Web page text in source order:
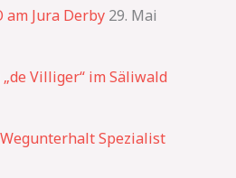
am Jura Derby 29. Mai
Villiger“ im Säliwald
Spezialist